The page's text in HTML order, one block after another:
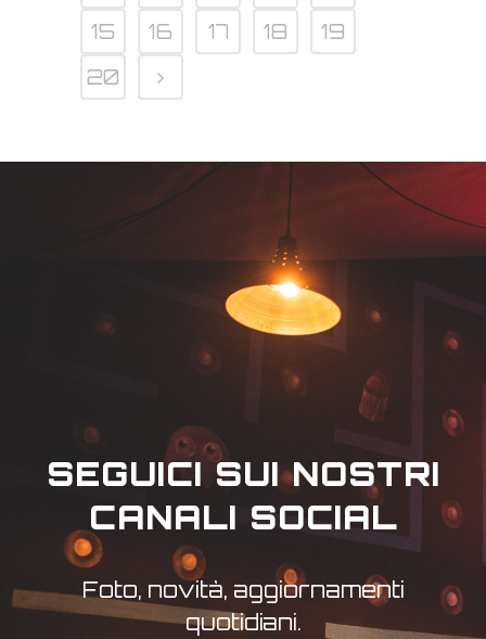
15
16 17 18
19
20
SEGUICI SUI NOSTRI
CANALI SOCIAL
Foto, novità, aggiornamenti
quotidiani.